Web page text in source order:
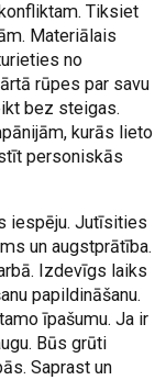
Tiksiet
Materiālais
no
rūpes par savu
bez steigas.
kurās lieto
personiskās
iespēju. Jutīsities
un augstprātība.
Izdevīgs laiks
papildināšanu.
īpašumu. Ja ir
Būs grūti
Saprast un